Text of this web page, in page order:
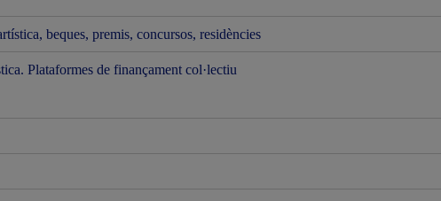
beques, premis, concursos, residències
Plataformes de finançament col·lectiu